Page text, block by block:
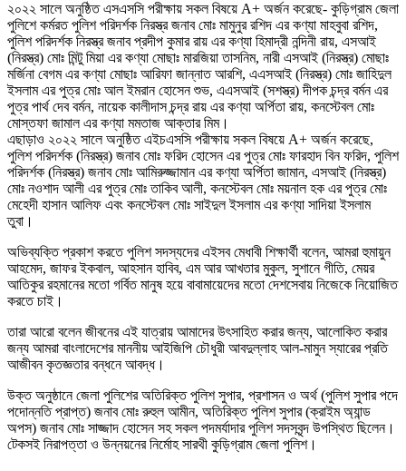
২০২২ সালে অনুষ্ঠিত এসএসসি পরীক্ষায় সকল বিষয়ে A+ অর্জন করেছে- কুড়িগ্রাম জেলা
পুলিশে কর্মরত পুলিশ পরিদর্শক নিরস্ত্র জনাব মোঃ মামুনুর রশিদ এর কণ্যা মাহবুবা রশিদ,
পুলিশ পরিদর্শক নিরস্ত্র জনাব প্রদীপ কুমার রায় এর কণ্যা হিমাদ্রী নন্দিনী রায়, এসআই
(নিরস্ত্র) মোঃ মিন্টু মিয়া এর কণ্যা মোছাঃ মারজিয়া তাসনিম, নারী এসআই (নিরস্ত্র) মোছাঃ
মর্জিনা বেগম এর কণ্যা মোছাঃ আরিফা জান্নাত আরশি, এএসআই (নিরস্ত্র) মোঃ জাহিদুল
ইসলাম এর পুত্র মোঃ আল ইমরান হোসেন শুভ, এএসআই (সশস্ত্র) দীপক চন্দ্র বর্মন এর
পুত্র পার্থ দেব বর্মন, নায়েক কালীদাস চন্দ্র রায় এর কণ্যা অর্পিতা রায়, কনস্টেবল মোঃ
মোস্তফা জামাল এর কণ্যা মমতাজ আক্তার মিম।
এছাড়াও ২০২২ সালে অনুষ্ঠিত এইচএসসি পরীক্ষায় সকল বিষয়ে A+ অর্জন করেছে,
পুলিশ পরিদর্শক (নিরস্ত্র) জনাব মোঃ ফরিদ হোসেন এর পুত্র মোঃ ফারহাদ বিন ফরিদ, পুলিশ
পরিদর্শক (নিরস্ত্র) জনাব মোঃ আমিরুজ্জামান এর কণ্যা অর্পিতা জামান, এসআই (নিরস্ত্র)
মোঃ নওশাদ আলী এর পুত্র মোঃ তাকিব আলী, কনস্টেবল মোঃ ময়নাল হক এর পুত্র মোঃ
মেহেদী হাসান আলিফ এবং কনস্টেবল মোঃ সাইদুল ইসলাম এর কণ্যা সাদিয়া ইসলাম
তুবা।
অভিব্যক্তি প্রকাশ করতে পুলিশ সদস্যদের এইসব মেধাবী শিক্ষার্থী বলেন, আমরা হুমায়ুন
আহমেদ, জাফর ইকবাল, আহসান হাবিব, এম আর আখতার মুকুল, সুশানে গীতি, মেয়র
আতিকুর রহমানের মতো গর্বিত মানুষ হয়ে বাবামায়েদের মতো দেশসেবায় নিজেকে নিয়োজিত
করতে চাই।
তারা আরো বলেন জীবনের এই যাত্রায় আমাদের উৎসাহিত করার জন্য, আলোকিত করার
জন্য আমরা বাংলাদেশের মাননীয় আইজিপি চৌধুরী আবদুল্লাহ আল-মামুন স্যারের প্রতি
আজীবন কৃতজ্ঞতার বন্ধনে আবদ্ধ।
উক্ত অনুষ্ঠানে জেলা পুলিশের অতিরিক্ত পুলিশ সুপার, প্রশাসন ও অর্থ (পুলিশ সুপার পদে
পদোন্নতি প্রাপ্ত) জনাব মোঃ রুহুল আমীন, অতিরিক্ত পুলিশ সুপার (ক্রাইম অ্যান্ড
অপস) জনাব মোঃ সাজ্জাদ হোসেন সহ সকল পদমর্যাদার পুলিশ সদসবৃন্দ উপস্থিত ছিলেন।
টেকসই নিরাপত্তা ও উন্নয়নের নির্মোহ সারথী কুড়িগ্রাম জেলা পুলিশ।